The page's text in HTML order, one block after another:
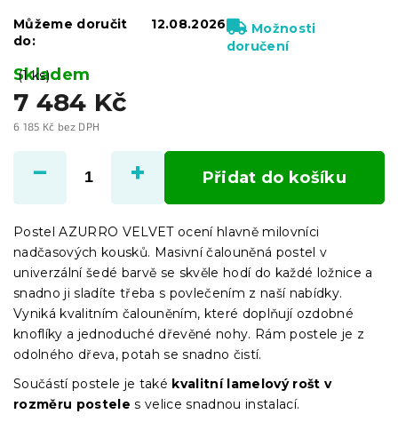
7 484 Kč
6 185 Kč bez DPH
cena:
Skladem
(1 ks)
Můžeme doručit
do:
12.08.2026
Možnosti
doručení
Přidat do košíku
Postel AZURRO VELVET ocení hlavně milovníci
nadčasových kousků. Masivní čalouněná postel v
univerzální šedé barvě se skvěle hodí do každé ložnice a
snadno ji sladíte třeba s povlečením z naší nabídky.
Vyniká kvalitním čalouněním, které doplňují ozdobné
knoflíky a jednoduché dřevěné nohy. Rám postele je z
odolného dřeva, potah se snadno čistí.
Součástí postele je také kvalitní lamelový rošt v
rozměru postele s velice snadnou instalací.